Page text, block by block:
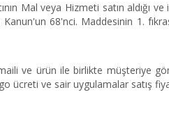
Mal veya Hizmeti satın aldığı ve
68'nci. Maddesinin 1.
ve ürün ile birlikte müşteriye
ve sair uygulamalar satış